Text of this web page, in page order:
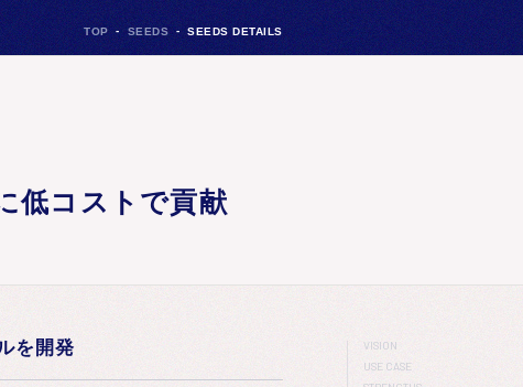
TOP SEEDS SEEDS DETAILS
低コストで貢献
VISION
USE CASE
を開発